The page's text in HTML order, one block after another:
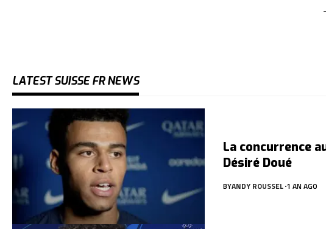
LATEST SUISSE FR NEWS
La concurrence
Désiré Doué
BYANDY ROUSSEL 1 AN AGO